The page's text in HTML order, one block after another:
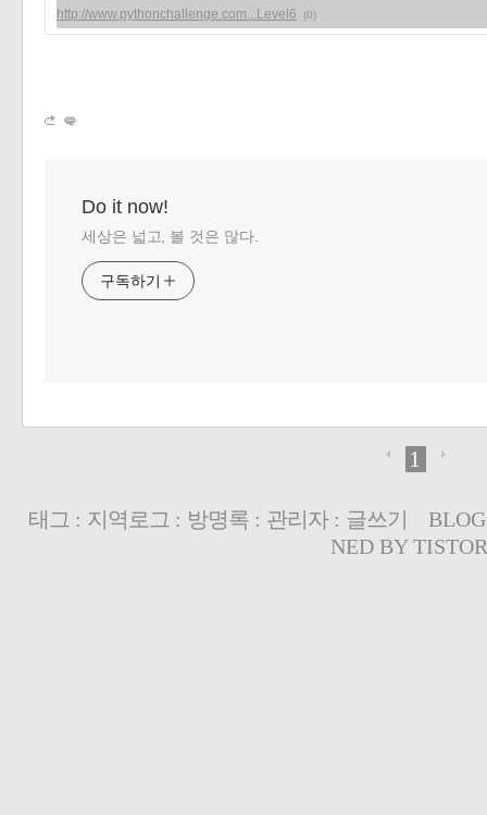
http://www.pythonchallenge.com...Level6 (0)
Do it now!
세상은 넓고, 볼 것은 많다.
구독하기
1
태그 : 지역로그 : 방명록: 관리자: 글쓰기
NED BY